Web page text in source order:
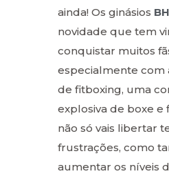
ainda! Os ginásios
novidade que tem
conquistar muitos
especialmente com
de fitboxing, uma
explosiva de boxe e
não só vais libertar
frustrações, como
aumentar os níveis